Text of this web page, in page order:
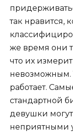
так нравится,
же время они
что их
невозможным.
работает.
стандартной
девушки
неприятными